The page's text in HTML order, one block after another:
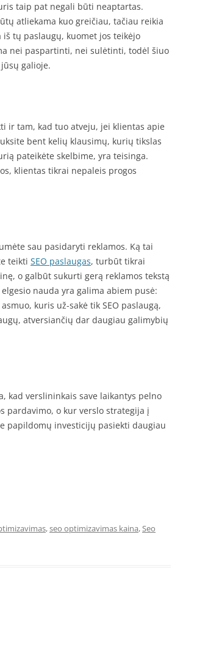
taip pat negali būti neaptartas.
atliekama kuo greičiau, tačiau reikia
tų paslaugų, kuomet jos teikėjo
nei paspartinti, nei sulėtinti, todėl šiuo
galioje.
ir tam, kad tuo atveju, jei klientas apie
bent kelių klausimų, kurių tikslas
pateikėte skelbime, yra teisinga.
klientas tikrai nepaleis progos
sau pasidaryti reklamos. Ką tai
teikti SEO paslaugas, turbūt tikrai
o galbūt sukurti gerą reklamos tekstą
nauda yra galima abiem pusė:
kuris už-sakė tik SEO paslaugą,
atversiančių dar daugiau galimybių
kad verslininkais save laikantys pelno
pardavimo, o kur verslo strategija į
papildomų investicijų pasiekti daugiau
,seo optimizavimas kaina,Seo